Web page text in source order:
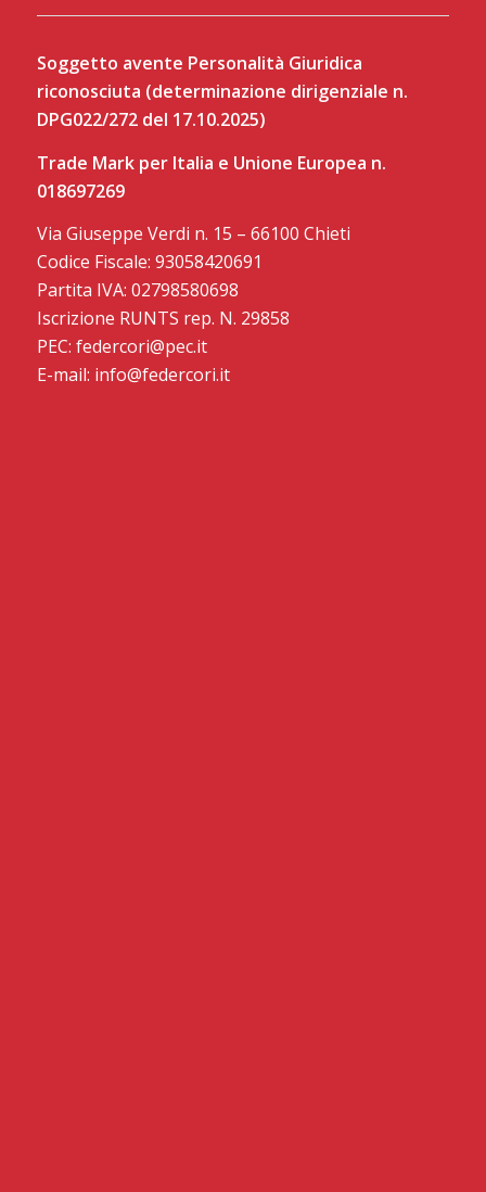
Soggetto avente Personalità Giuridica
riconosciuta (determinazione dirigenziale n.
DPG022/272 del 17.10.2025)
Trade Mark per Italia e Unione Europea n.
018697269
Via Giuseppe Verdi n. 15 – 66100 Chieti
Codice Fiscale: 93058420691
Partita IVA: 02798580698
Iscrizione RUNTS rep. N. 29858
PEC: federcori@pec.it
E-mail: info@federcori.it